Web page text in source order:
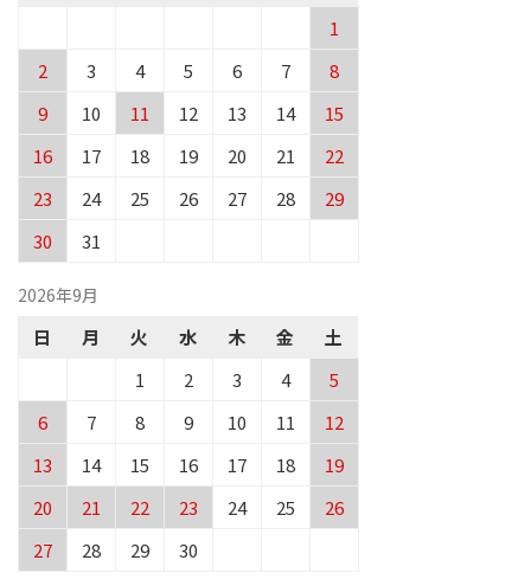
1
2
3 4 5 6 7
8
9
10 11 12 13 14
15
16
17 18 19 20 21
22
23
24 25 26 27 28
29
30
31
2026年9月
日 月 火 水 木 金
土
1
2 3 4
5
6
7 8 9 10 11
12
13
14 15 16 17 18
19
20
21 22 23 24 25
26
27
28 29
30